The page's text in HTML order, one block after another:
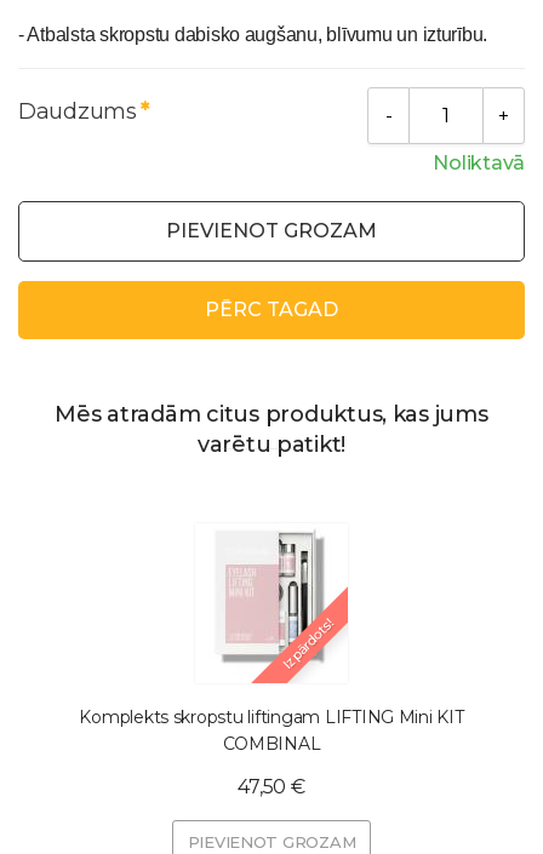
- Atbalsta skropstu dabisko augšanu, blīvumu un izturību.
Daudzums
Noliktavā
PIEVIENOT GROZAM
PĒRC TAGAD
Mēs atradām citus produktus, kas jums
varētu patikt!
Izpārdots!
Komplekts skropstu liftingam LIFTING Mini KIT
COMBINAL
47,50 €
PIEVIENOT GROZAM